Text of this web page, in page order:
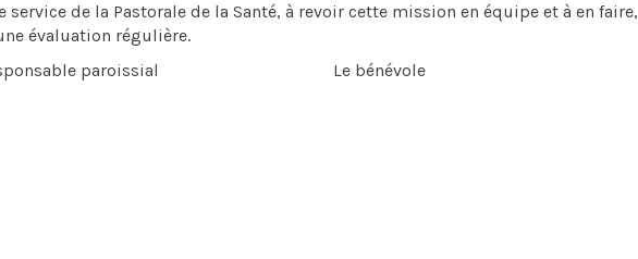
de la Pastorale de la Santé, à revoir cette mission en équipe et à en faire,
évaluation régulière.
paroissial Le bénévole